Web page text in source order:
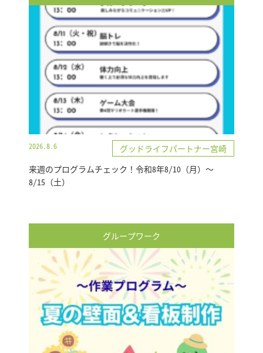
2026.8.6
グッドライフパートナー宮崎
来週のプログラムチェック！令和8年8/10（月）～
8/15（土）
グループワーク